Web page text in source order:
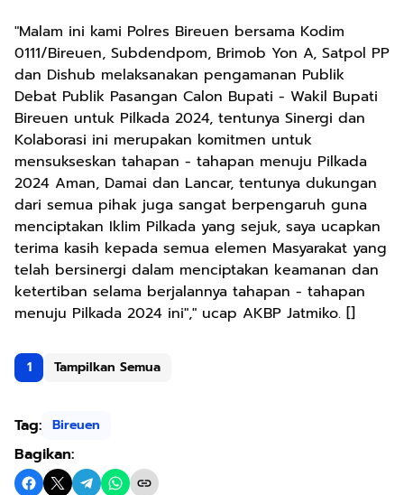
"Malam ini kami Polres Bireuen bersama Kodim
0111/Bireuen, Subdendpom, Brimob Yon A, Satpol PP
dan Dishub melaksanakan pengamanan Publik
Debat Publik Pasangan Calon Bupati - Wakil Bupati
Bireuen untuk Pilkada 2024, tentunya Sinergi dan
Kolaborasi ini merupakan komitmen untuk
mensukseskan tahapan - tahapan menuju Pilkada
2024 Aman, Damai dan Lancar, tentunya dukungan
dari semua pihak juga sangat berpengaruh guna
menciptakan Iklim Pilkada yang sejuk, saya ucapkan
terima kasih kepada semua elemen Masyarakat yang
telah bersinergi dalam menciptakan keamanan dan
ketertiban selama berjalannya tahapan - tahapan
menuju Pilkada 2024 ini"," ucap AKBP Jatmiko. []
1 Tampilkan Semua
Tag: Bireuen
Bagikan: